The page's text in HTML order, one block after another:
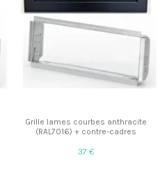
Grille lames courbes anthracite
(RAL7016) + contre-cadres
37 €